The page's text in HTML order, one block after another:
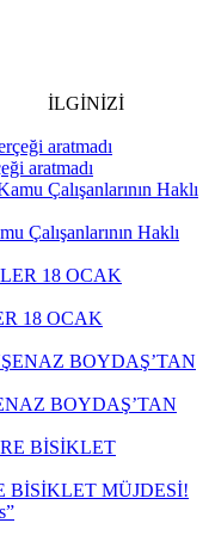
İLGİNİZİ
aratmadı
Çalışanlarının Haklı
18 OCAK
BOYDAŞ’TAN
BİSİKLET MÜJDESİ!